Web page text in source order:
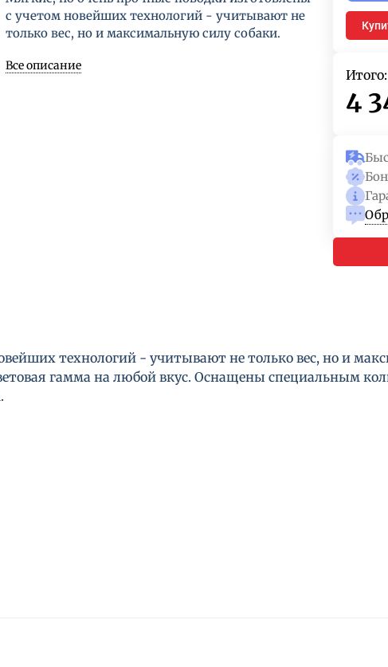
с учетом новейших технологий - учитывают не
только вес, но и максимальную силу собаки.
Все описание
Итого:
4
технологий - учитывают не только вес, но и
гамма на любой вкус. Оснащены специальным